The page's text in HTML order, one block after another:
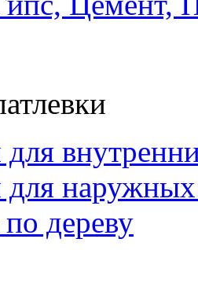
наружных
дереву